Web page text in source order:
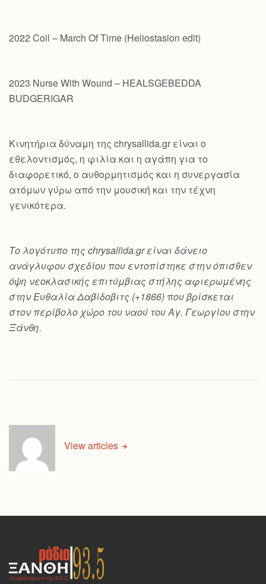
2022 Coil – March Of Time (Heliostasion edit)
2023 Nurse With Wound – HEALSGEBEDDA
BUDGERIGAR
Κινητήρια δύναμη της chrysallida.gr είναι ο
εθελοντισμός, η φιλία και η αγάπη για το
διαφορετικό, ο αυθορμητισμός και η συνεργασία
ατόμων γύρω από την μουσική και την τέχνη
γενικότερα.
Το λογότυπο της chrysallida.gr είναι δάνειο
ανάγλυφου σχεδίου που εντοπίστηκε στην όπισθεν
όψη νεοκλασικής επιτύμβιας στήλης αφιερωμένης
στην Ευθαλία Δαβίδοβιτς (+1866) που βρίσκεται
στον περίβολο χώρο του ναού του Αγ. Γεωργίου στην
Ξάνθη.
View articles